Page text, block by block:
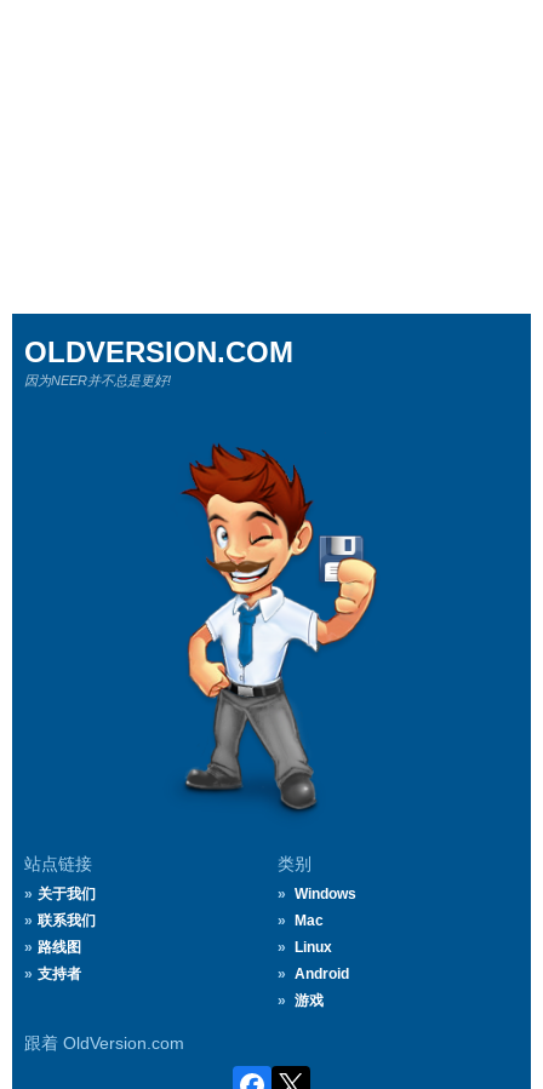
站点链接
关于我们
联系我们
路线图
支持者
类别
Windows
Mac
Linux
Android
游戏
跟着 OldVersion.com
OLDVERSION.COM
因为NEER并不总是更好!